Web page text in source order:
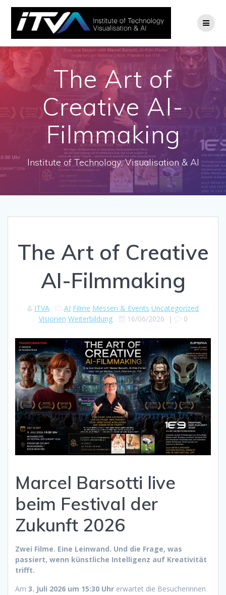
Zum
Inhalt
springen
The Art of
Creative AI-
Filmmaking
Institute of Technology, Visualisation & AI
The Art of Creative
AI-Filmmaking
ITVA AI Filme Messen & Events Uncategorized
Visionen Weiterbildung 16/06/2026 | 0
Marcel Barsotti live
beim Festival der
Zukunft 2026
Zwei Filme. Eine Leinwand. Und die Frage, was
passiert, wenn künstliche Intelligenz auf Kreativität
trifft.
Am 3. Juli 2026 um 15:30 Uhr erwartet die Besucherinnen